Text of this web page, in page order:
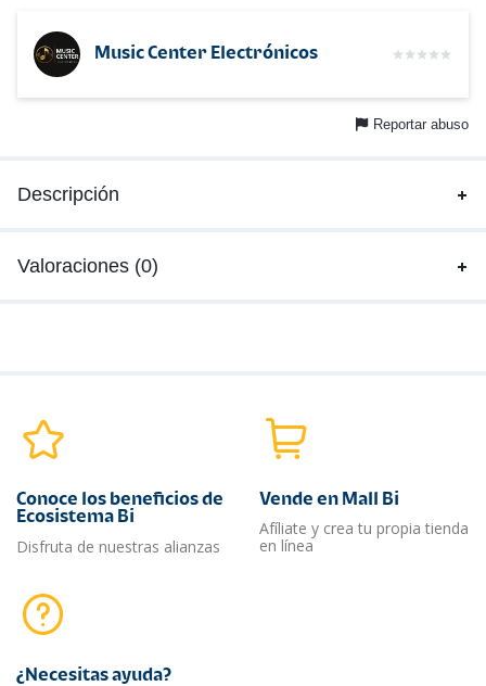
Music Center Electrónicos
Reportar abuso
Descripción
Valoraciones (0)
Conoce los beneficios de
Ecosistema Bi
Disfruta de nuestras alianzas
Vende en Mall Bi
Afíliate y crea tu propia tienda
en línea
¿Necesitas ayuda?​